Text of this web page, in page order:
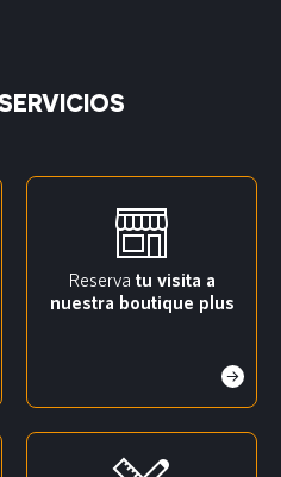
Reserva tu visita a
nuestra boutique plus